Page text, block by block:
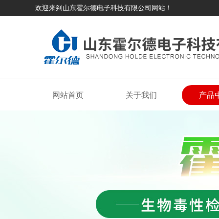
欢迎来到山东霍尔德电子科技有限公司网站！
网站首页 关于我们 产品